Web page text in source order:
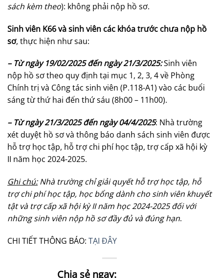
sách kèm theo): không phải nộp hồ sơ.
Sinh viên K66 và sinh viên các khóa trước chưa nộp hồ
sơ, thực hiện như sau:
– Từ ngày 19/02/2025 đến ngày 21/3/2025:Sinh viên
nộp hồ sơ theo quy định tại mục 1, 2, 3, 4 về Phòng
Chính trị và Công tác sinh viên (P.118-A1) vào các buổi
sáng từ thứ hai đến thứ sáu (8h00 – 11h00).
– Từ ngày 21/3/2025 đến ngày 04/4/2025: Nhà trường
xét duyệt hồ sơ và thông báo danh sách sinh viên được
hỗ trợ học tập, hỗ trợ chi phí học tập, trợ cấp xã hội kỳ
II năm học 2024-2025.
Ghi chú:Nhà trường chỉ giải quyết hỗ trợ học tập, hỗ
trợ chi phí học tập, học bổng dành cho sinh viên khuyết
tật và trợ cấp xã hội kỳ II năm học 2024-2025 đối với
những sinh viên nộp hồ sơ đầy đủ và đúng hạn.
CHI TIẾT THÔNG BÁO: TẠI ĐÂY